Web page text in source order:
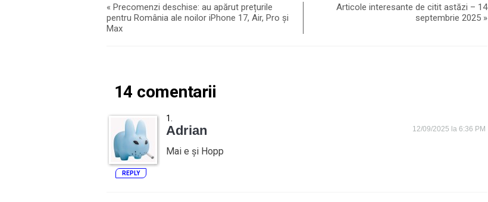
« Precomenzi deschise: au apărut prețurile
pentru România ale noilor iPhone 17, Air, Pro și
Max
Articole interesante de citit astăzi – 14
septembrie 2025»
14 comentarii
Adrian 12/09/2025 la 6:36 PM
Mai e și Hopp
REPLY